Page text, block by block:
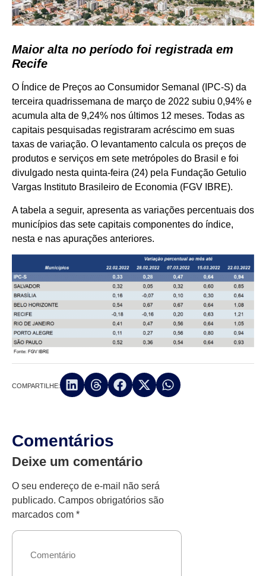
Maior alta no período foi registrada em
Recife
O Índice de Preços ao Consumidor Semanal (IPC-S) da
terceira quadrissemana de março de 2022 subiu 0,94% e
acumula alta de 9,24% nos últimos 12 meses. Todas as
capitais pesquisadas registraram acréscimo em suas
taxas de variação. O levantamento calcula os preços de
produtos e serviços em sete metrópoles do Brasil e foi
divulgado nesta quinta-feira (24) pela Fundação Getulio
Vargas Instituto Brasileiro de Economia (FGV IBRE).
A tabela a seguir, apresenta as variações percentuais dos
municípios das sete capitais componentes do índice,
nesta e nas apurações anteriores.
COMPARTILHE:
Comentários
Deixe um comentário
O seu endereço de e-mail não será
publicado. Campos obrigatórios são
marcados com *